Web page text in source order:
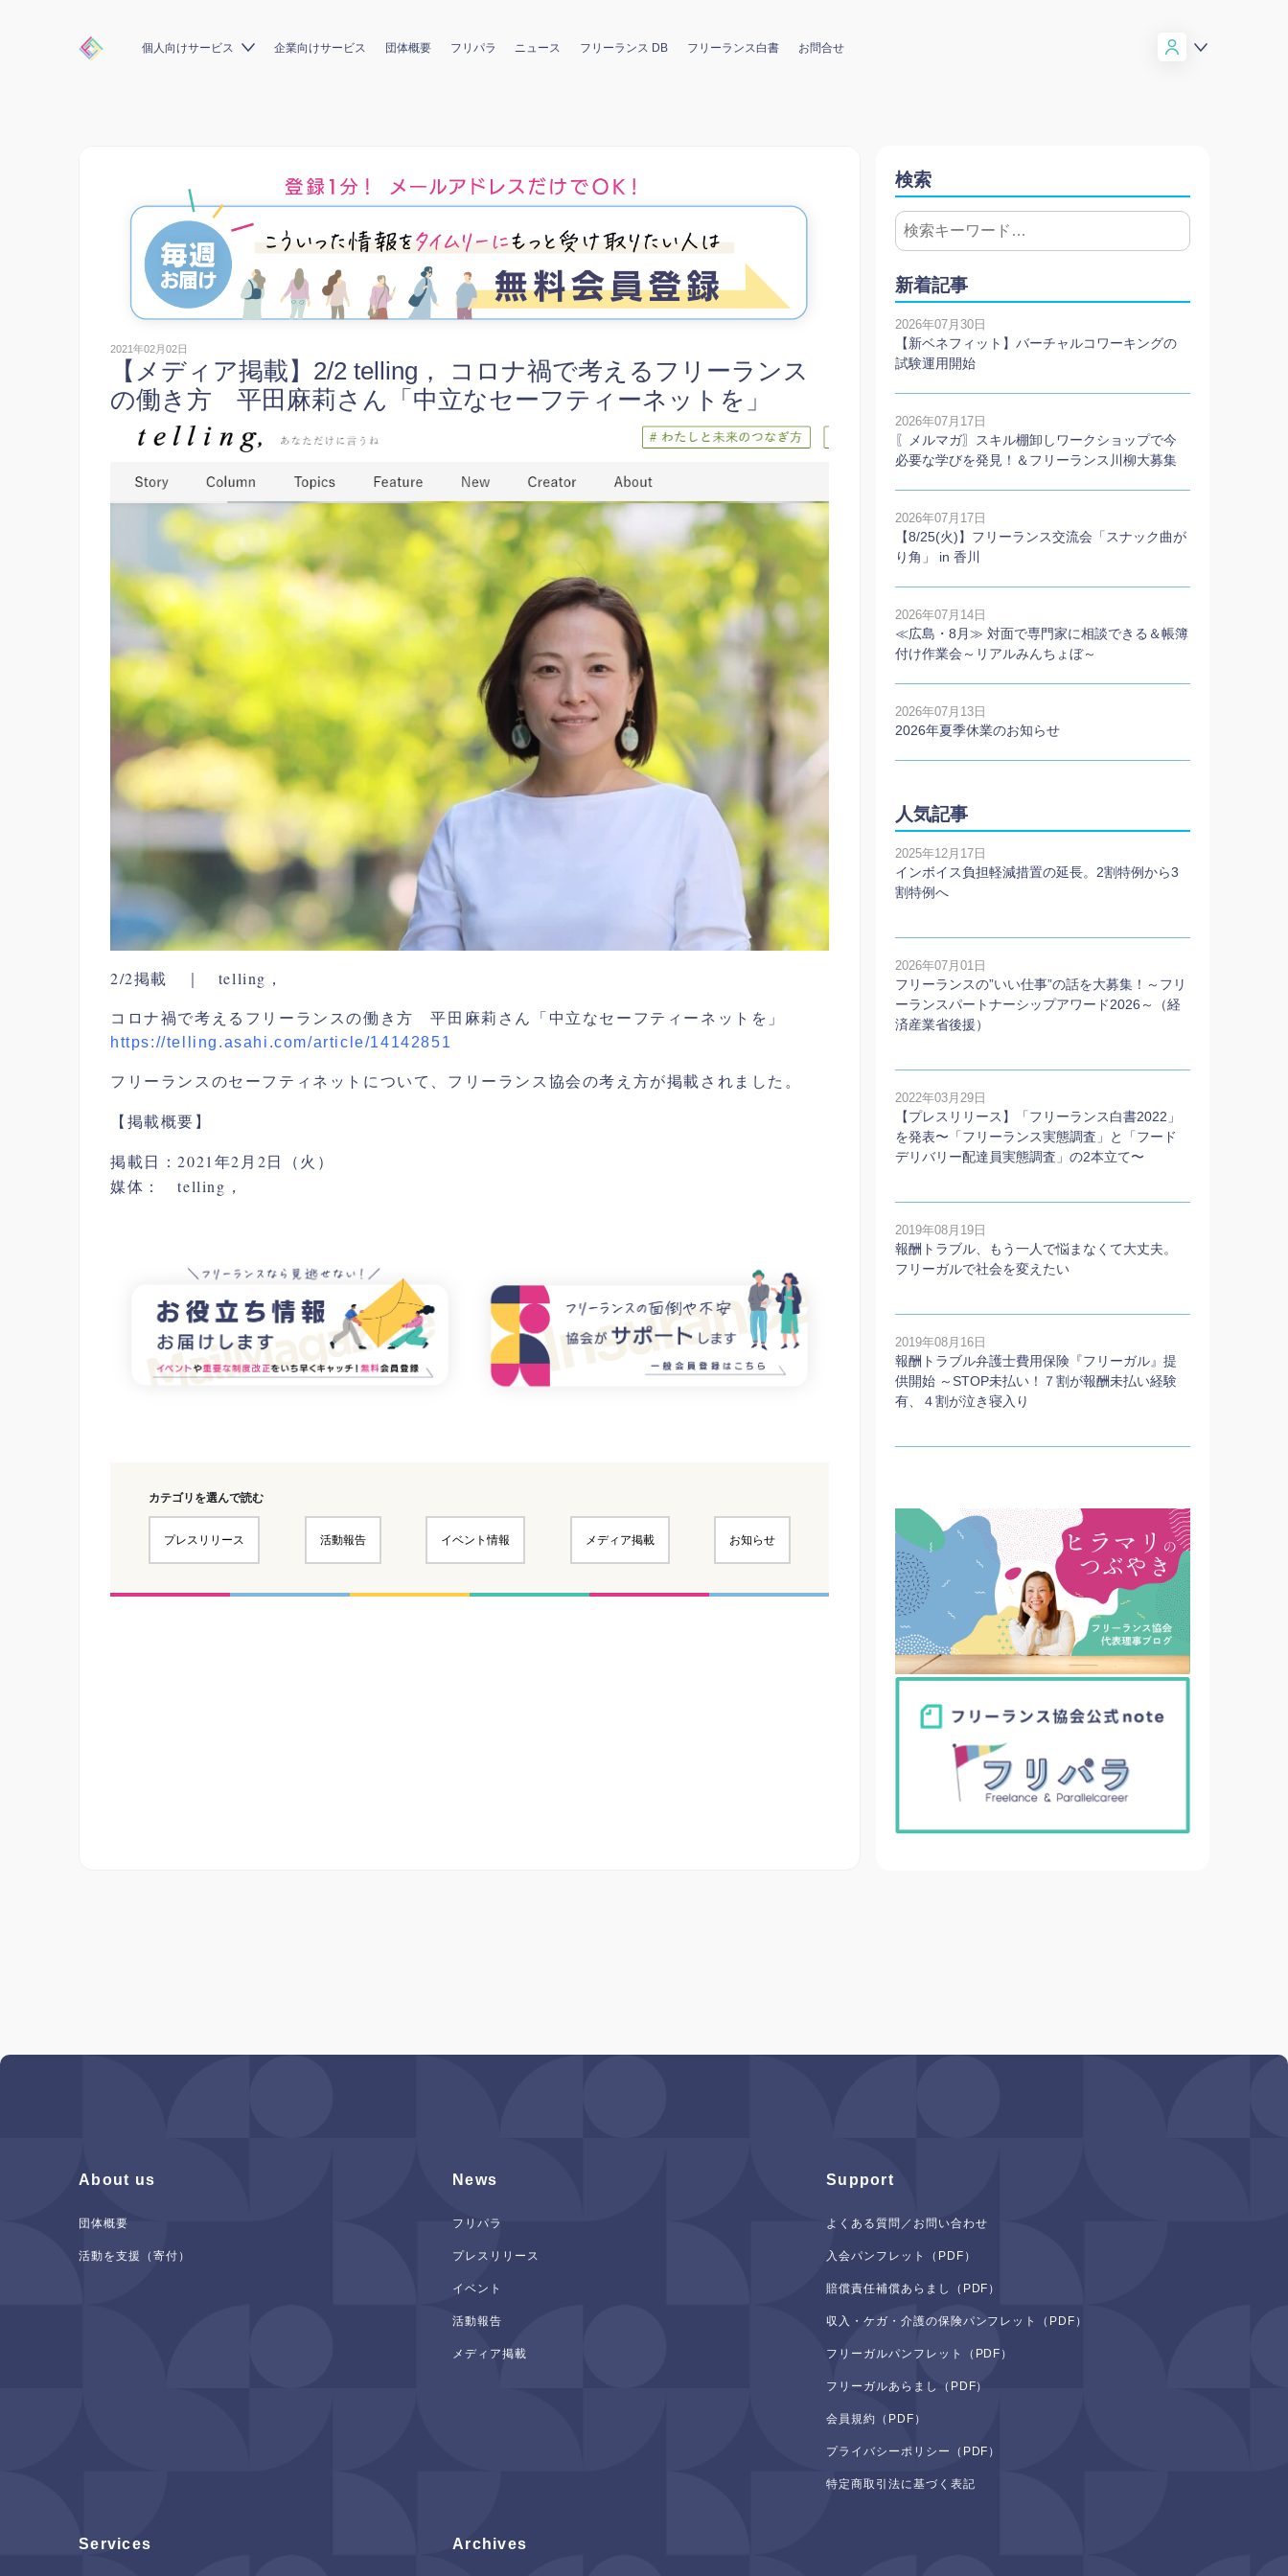
個人向けサービス 企業向けサービス 団体概要 フリパラ ニュース フリーランス DB フリーランス白書 お問合せ
2021年02月02日
【メディア掲載】2/2 telling， コロナ禍で考えるフリーランス
の働き方 平田麻莉さん「中立なセーフティーネットを」
2/2掲載 ｜ telling，
コロナ禍で考えるフリーランスの働き方 平田麻莉さん「中立なセーフティーネットを」
https://telling.asahi.com/article/14142851
フリーランスのセーフティネットについて、フリーランス協会の考え方が掲載されました。
【掲載概要】
掲載日：2021年2月2日（火）
媒体： telling，
カテゴリを選んで読む
プレスリリース 活動報告 イベント情報 メディア掲載 お知らせ
検索
新着記事
2026年07月30日
【新ベネフィット】バーチャルコワーキングの
試験運用開始
2026年07月17日
〖メルマガ〗スキル棚卸しワークショップで今
必要な学びを発見！＆フリーランス川柳大募集
2026年07月17日
【8/25(火)】フリーランス交流会「スナック曲が
り角」 in 香川
2026年07月14日
≪広島・8月≫ 対面で専門家に相談できる＆帳簿
付け作業会～リアルみんちょぼ～
2026年07月13日
2026年夏季休業のお知らせ
人気記事
2025年12月17日
インボイス負担軽減措置の延長。2割特例から3
割特例へ
2026年07月01日
フリーランスの”いい仕事”の話を大募集！～フリ
ーランスパートナーシップアワード2026～（経
済産業省後援）
2022年03月29日
【プレスリリース】「フリーランス白書2022」
を発表〜「フリーランス実態調査」と「フード
デリバリー配達員実態調査」の2本⽴て〜
2019年08月19日
報酬トラブル、もう一人で悩まなくて大丈夫。
フリーガルで社会を変えたい
2019年08月16日
報酬トラブル弁護士費用保険『フリーガル』提
供開始 ～STOP未払い！７割が報酬未払い経験
有、４割が泣き寝入り
About us
団体概要
活動を支援（寄付）
News
フリパラ
プレスリリース
イベント
活動報告
メディア掲載
Support
よくある質問／お問い合わせ
入会パンフレット（PDF）
賠償責任補償あらまし（PDF）
収入・ケガ・介護の保険パンフレット（PDF）
フリーガルパンフレット（PDF）
フリーガルあらまし（PDF）
会員規約（PDF）
プライバシーポリシー（PDF）
特定商取引法に基づく表記
Services Archives